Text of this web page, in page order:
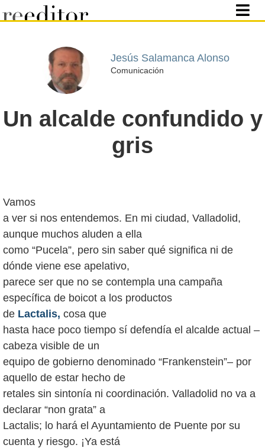
Jesús Salamanca Alonso
Comunicación
Un alcalde confundido y
gris
Vamos
a ver si nos entendemos. En mi ciudad, Valladolid,
aunque muchos aluden a ella
como “Pucela”, pero sin saber qué significa ni de
dónde viene ese apelativo,
parece ser que no se contempla una campaña
específica de boicot a los productos
de Lactalis, cosa que
hasta hace poco tiempo sí defendía el alcalde actual –
cabeza visible de un
equipo de gobierno denominado “Frankenstein”– por
aquello de estar hecho de
retales sin sintonía ni coordinación. Valladolid no va a
declarar “non grata” a
Lactalis; lo hará el Ayuntamiento de Puente por su
cuenta y riesgo. ¡Ya está